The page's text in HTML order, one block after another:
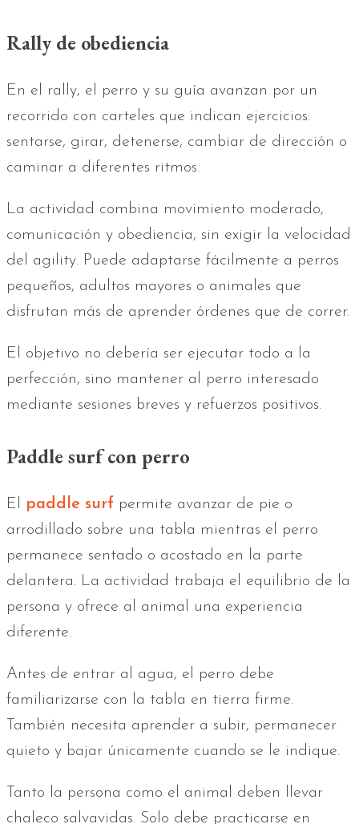
Rally de obediencia
En el rally, el perro y su guía avanzan por un
recorrido con carteles que indican ejercicios:
sentarse, girar, detenerse, cambiar de dirección o
caminar a diferentes ritmos.
La actividad combina movimiento moderado,
comunicación y obediencia, sin exigir la velocidad
del agility. Puede adaptarse fácilmente a perros
pequeños, adultos mayores o animales que
disfrutan más de aprender órdenes que de correr.
El objetivo no debería ser ejecutar todo a la
perfección, sino mantener al perro interesado
mediante sesiones breves y refuerzos positivos.
Paddle surf con perro
El paddle surf permite avanzar de pie o
arrodillado sobre una tabla mientras el perro
permanece sentado o acostado en la parte
delantera. La actividad trabaja el equilibrio de la
persona y ofrece al animal una experiencia
diferente.
Antes de entrar al agua, el perro debe
familiarizarse con la tabla en tierra firme.
También necesita aprender a subir, permanecer
quieto y bajar únicamente cuando se le indique.
Tanto la persona como el animal deben llevar
chaleco salvavidas. Solo debe practicarse en